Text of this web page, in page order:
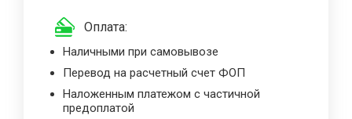
Оплата:
Наличными при самовывозе
Перевод на расчетный счет ФОП
Наложенным платежом с частичной
предоплатой